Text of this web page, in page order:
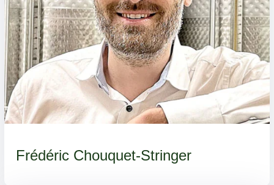
Frédéric Chouquet-Stringer